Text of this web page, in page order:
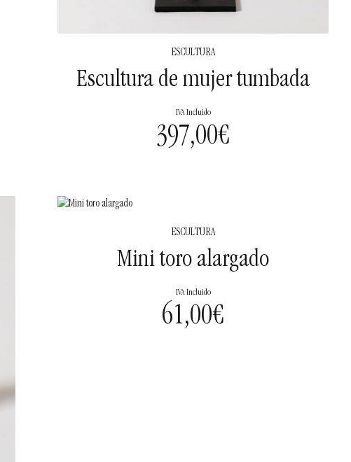
ESCULTURA
Escultura de mujer tumbada
397,00€
IVA Incluido
ESCULTURA
Mini toro alargado
61,00€
IVA Incluido